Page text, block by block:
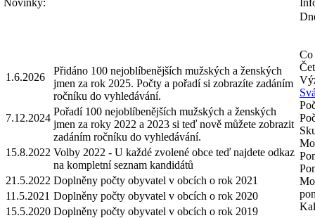
Novinky:
1.6.2026
Přidáno 100 nejoblíbenějších mužských a ženských
jmen za rok 2025. Počty a pořadí si zobrazíte zadáním
ročníku do vyhledávání.
7.12.2024
Pořadí 100 nejoblíbenějších mužských a ženských
jmen za roky 2022 a 2023 si teď nově můžete zobrazit
zadáním ročníku do vyhledávání.
15.8.2022 Volby 2022 - U každé zvolené obce teď najdete odkaz
na kompletní seznam kandidátů
21.5.2022 Doplněny počty obyvatel v obcích o rok 2021
11.5.2021 Doplněny počty obyvatel v obcích o rok 2020
15.5.2020 Doplněny počty obyvatel v obcích o rok 2019
Co